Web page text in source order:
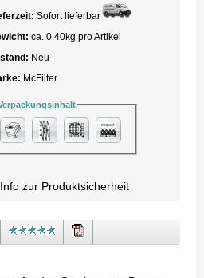
Sofort lieferbar
ca. 0.40kg pro Artikel
Neu
McFilter
Info zur Produktsicherheit